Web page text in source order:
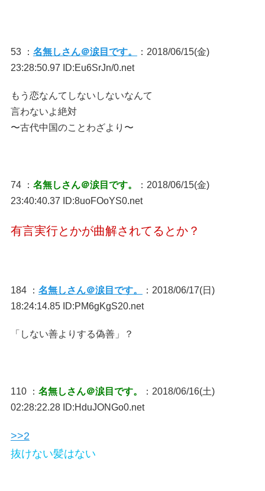
53 ： 名無しさん＠涙目です。
：2018/06/15(金)
23:28:50.97 ID:Eu6SrJn/0.net
もう恋なんてしないしないなんて
言わないよ絶対
〜古代中国のことわざより〜
74 ： 名無しさん＠涙目です。
：2018/06/15(金)
23:40:40.37 ID:8uoFOoYS0.net
有言実行とかが曲解されてるとか？
184 ： 名無しさん＠涙目です。
：2018/06/17(日)
18:24:14.85 ID:PM6gKgS20.net
「しない善よりする偽善」？
110 ： 名無しさん＠涙目です。
：2018/06/16(土)
02:28:22.28 ID:HduJONGo0.net
>>2
抜けない髪はない